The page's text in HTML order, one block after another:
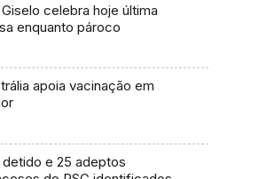
celebra hoje última
enquanto pároco
apoia vacinação em
detido e 25 adeptos